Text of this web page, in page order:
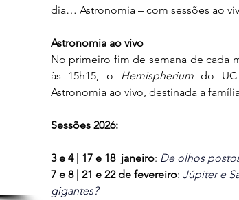
dia… Astronomia – com sessões ao
Astronomia ao vivo
No primeiro fim de semana de cada
às 15h15, o Hemispherium do UC
Astronomia ao vivo, destinada a
Sessões 2026:
3 e 4 | 17 e 18  janeiro: De olhos
7 e 8 | 21 e 22 de fevereiro: Júpiter e
gigantes?